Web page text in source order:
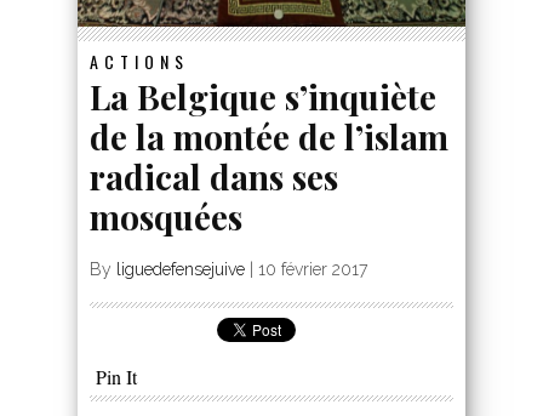
ACTIONS
La Belgique s’inquiète
de la montée de l’islam
radical dans ses
mosquées
By liguedefensejuive 10 février 2017
Pin It